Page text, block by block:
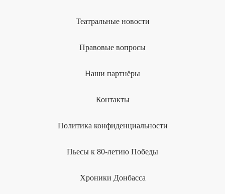
Театральные новости
Правовые вопросы
Наши партнёры
Контакты
Политика конфиденциальности
Пьесы к 80-летию Победы
Хроники Донбасса